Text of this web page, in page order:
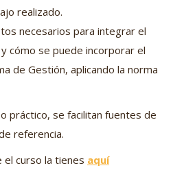
realizado.
necesarios para integrar el
cómo se puede incorporar el
de Gestión, aplicando la norma
práctico, se facilitan fuentes de
referencia.
el curso la tienes aquí